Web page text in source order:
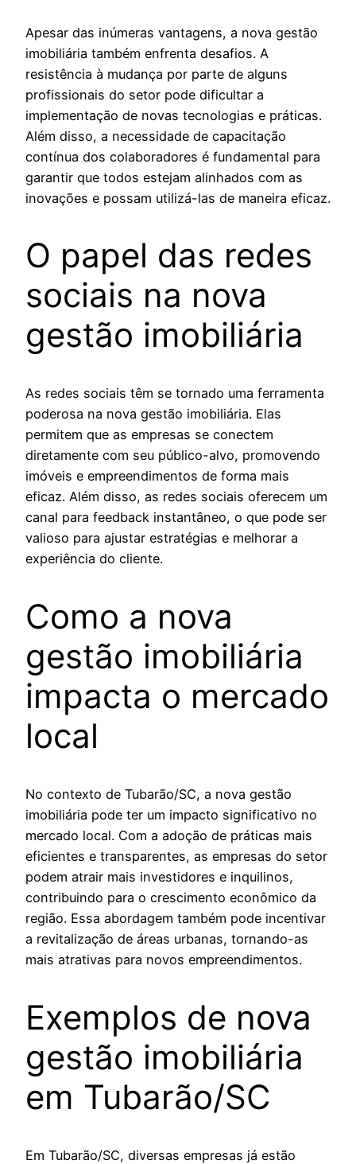
Apesar das inúmeras vantagens, a nova gestão
imobiliária também enfrenta desafios. A
resistência à mudança por parte de alguns
profissionais do setor pode dificultar a
implementação de novas tecnologias e práticas.
Além disso, a necessidade de capacitação
contínua dos colaboradores é fundamental para
garantir que todos estejam alinhados com as
inovações e possam utilizá-las de maneira eficaz.
O papel das redes
sociais na nova
gestão imobiliária
As redes sociais têm se tornado uma ferramenta
poderosa na nova gestão imobiliária. Elas
permitem que as empresas se conectem
diretamente com seu público-alvo, promovendo
imóveis e empreendimentos de forma mais
eficaz. Além disso, as redes sociais oferecem um
canal para feedback instantâneo, o que pode ser
valioso para ajustar estratégias e melhorar a
experiência do cliente.
Como a nova
gestão imobiliária
impacta o mercado
local
No contexto de Tubarão/SC, a nova gestão
imobiliária pode ter um impacto significativo no
mercado local. Com a adoção de práticas mais
eficientes e transparentes, as empresas do setor
podem atrair mais investidores e inquilinos,
contribuindo para o crescimento econômico da
região. Essa abordagem também pode incentivar
a revitalização de áreas urbanas, tornando-as
mais atrativas para novos empreendimentos.
Exemplos de nova
gestão imobiliária
em Tubarão/SC
Em Tubarão/SC, diversas empresas já estão